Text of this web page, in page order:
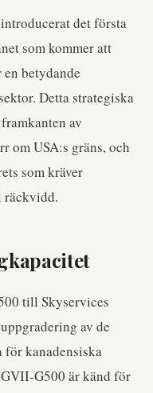
det första
som kommer att
betydande
Detta strategiska
av
om USA:s gräns, och
som kräver
räckvidd.
till Skyservices
av de
kanadensiska
G500 är känd för